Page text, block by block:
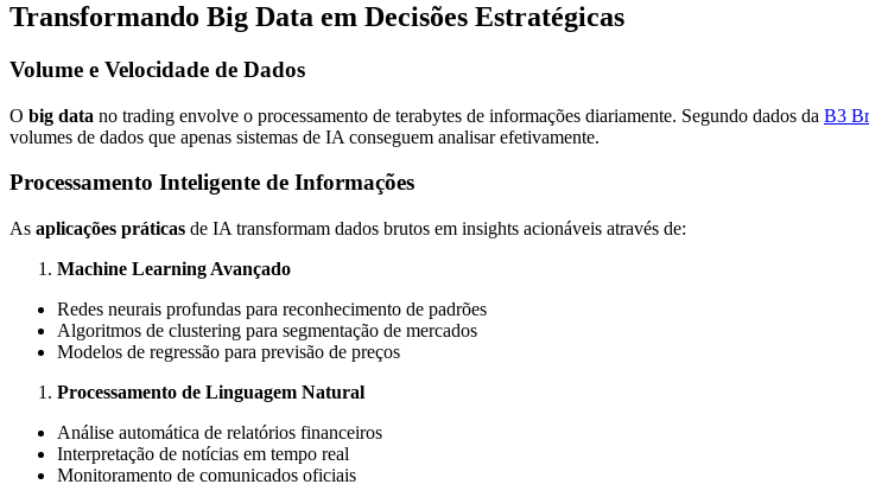
Transformando Big Data em Decisões Estratégicas
Volume e Velocidade de Dados
O big data no trading envolve o processamento de terabytes de informações diariamente. Segundo dados da B3
volumes de dados que apenas sistemas de IA conseguem analisar efetivamente.
Processamento Inteligente de Informações
As aplicações práticas de IA transformam dados brutos em insights acionáveis através de:
Machine Learning Avançado
Redes neurais profundas para reconhecimento de padrões
Algoritmos de clustering para segmentação de mercados
Modelos de regressão para previsão de preços
Processamento de Linguagem Natural
Análise automática de relatórios financeiros
Interpretação de notícias em tempo real
Monitoramento de comunicados oficiais